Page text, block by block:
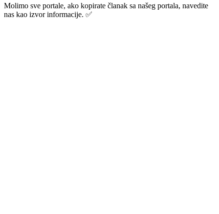
Molimo sve portale, ako kopirate članak sa našeg portala, navedite
nas kao izvor informacije. ✅